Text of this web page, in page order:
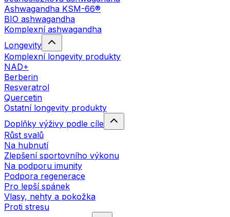
Ashwagandha KSM-66®
BIO ashwagandha
Komplexní ashwagandha
Longevity
Komplexní longevity produkty
NAD+
Berberin
Resveratrol
Quercetin
Ostatní longevity produkty
Doplňky výživy podle cíle
Růst svalů
Na hubnutí
Zlepšení sportovního výkonu
Na podporu imunity
Podpora regenerace
Pro lepší spánek
Vlasy, nehty a pokožka
Proti stresu